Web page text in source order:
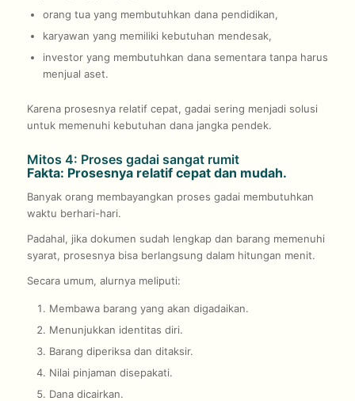
orang tua yang membutuhkan dana pendidikan,
karyawan yang memiliki kebutuhan mendesak,
investor yang membutuhkan dana sementara tanpa harus
menjual aset.
Karena prosesnya relatif cepat, gadai sering menjadi solusi
untuk memenuhi kebutuhan dana jangka pendek.
Mitos 4: Proses gadai sangat rumit
Fakta: Prosesnya relatif cepat dan mudah.
Banyak orang membayangkan proses gadai membutuhkan
waktu berhari-hari.
Padahal, jika dokumen sudah lengkap dan barang memenuhi
syarat, prosesnya bisa berlangsung dalam hitungan menit.
Secara umum, alurnya meliputi:
Membawa barang yang akan digadaikan.
Menunjukkan identitas diri.
Barang diperiksa dan ditaksir.
Nilai pinjaman disepakati.
Dana dicairkan.